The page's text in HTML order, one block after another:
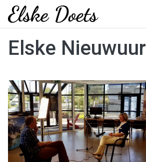
Skip
content
Elske Nieuwuur